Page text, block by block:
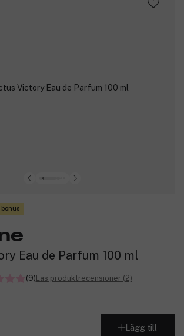
bonus
Eau de Parfum 100 ml
(9)Läs produktrecensioner (2)
Lägg till